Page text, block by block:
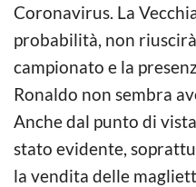
Coronavirus. La
probabilità, non
campionato e la
Ronaldo non sembra
Anche dal punto di
stato evidente,
la vendita delle